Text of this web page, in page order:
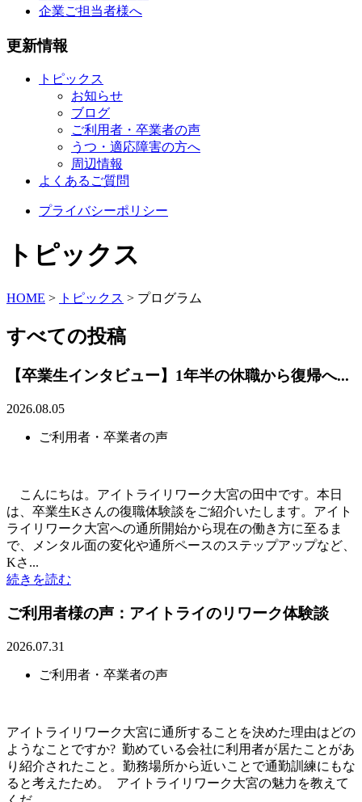
企業ご担当者様へ
更新情報
トピックス
お知らせ
ブログ
ご利用者・卒業者の声
うつ・適応障害の方へ
周辺情報
よくあるご質問
プライバシーポリシー
トピックス
HOME > トピックス > プログラム
すべての投稿
【卒業生インタビュー】1年半の休職から復帰へ...
2026.08.05
ご利用者・卒業者の声
こんにちは。アイトライリワーク大宮の田中です。本日
は、卒業生Kさんの復職体験談をご紹介いたします。アイト
ライリワーク大宮への通所開始から現在の働き方に至るま
で、メンタル面の変化や通所ペースのステップアップなど、
Kさ...
続きを読む
ご利用者様の声：アイトライのリワーク体験談
2026.07.31
ご利用者・卒業者の声
アイトライリワーク大宮に通所することを決めた理由はどの
ようなことですか? 勤めている会社に利用者が居たことがあ
り紹介されたこと。勤務場所から近いことで通勤訓練にもな
ると考えたため。 アイトライリワーク大宮の魅力を教えて